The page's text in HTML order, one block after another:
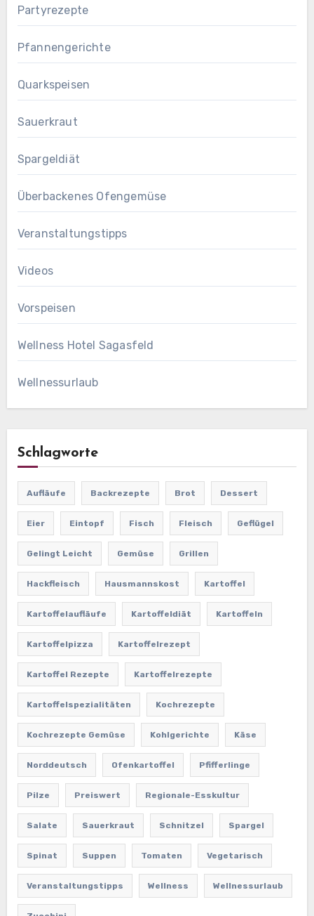
Partyrezepte
Pfannengerichte
Quarkspeisen
Sauerkraut
Spargeldiät
Überbackenes Ofengemüse
Veranstaltungstipps
Videos
Vorspeisen
Wellness Hotel Sagasfeld
Wellnessurlaub
Schlagworte
Aufläufe Backrezepte Brot Dessert
Eier Eintopf Fisch Fleisch Geflügel
Gelingt Leicht Gemüse Grillen
Hackfleisch Hausmannskost Kartoffel
Kartoffelaufläufe Kartoffeldiät Kartoffeln
Kartoffelpizza Kartoffelrezept
Kartoffel Rezepte Kartoffelrezepte
Kartoffelspezialitäten Kochrezepte
Kochrezepte Gemüse Kohlgerichte Käse
Norddeutsch Ofenkartoffel Pfifferlinge
Pilze Preiswert Regionale-Esskultur
Salate Sauerkraut Schnitzel Spargel
Spinat Suppen Tomaten Vegetarisch
Veranstaltungstipps Wellness Wellnessurlaub